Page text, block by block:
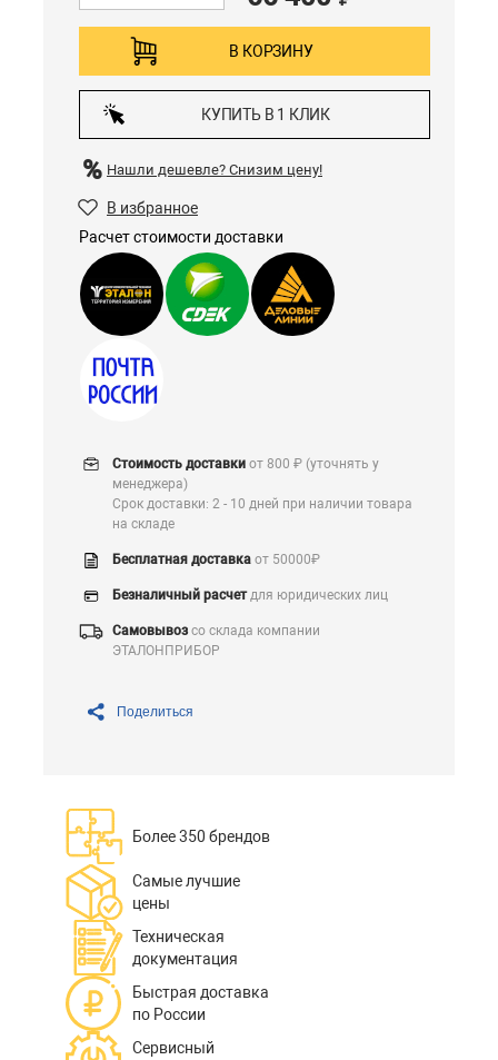
В КОРЗИНУ
КУПИТЬ В 1 КЛИК
Нашли дешевле? Снизим цену!
В избранное
Расчет стоимости доставки
Стоимость доставки от 800 ₽ (уточнять у
менеджера)
Срок доставки: 2 - 10 дней при наличии товара
на складе
Бесплатная доставка от 50000₽
Безналичный расчетдля юридических лиц
Самовывозсо склада компании
ЭТАЛОНПРИБОР
Поделиться
Более 350 брендов
Самые лучшие
цены
Техническая
документация
Быстрая доставка
по России
Сервисный